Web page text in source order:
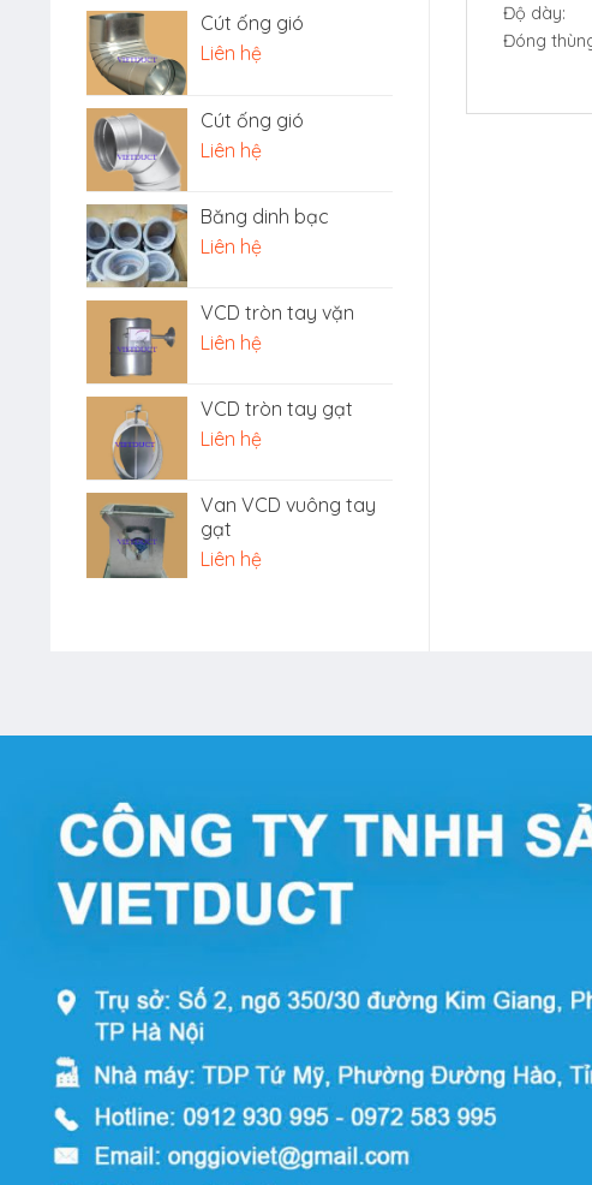
Cút ống gió
Liên hệ
Cút ống gió
Liên hệ
Băng dinh bạc
Liên hệ
VCD tròn tay vặn
Liên hệ
VCD tròn tay gạt
Liên hệ
Van VCD vuông tay
gạt
Liên hệ
Độ dày:
Đóng